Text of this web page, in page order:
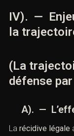
IV). —
la
(La
défense
A). —
La récidive légale